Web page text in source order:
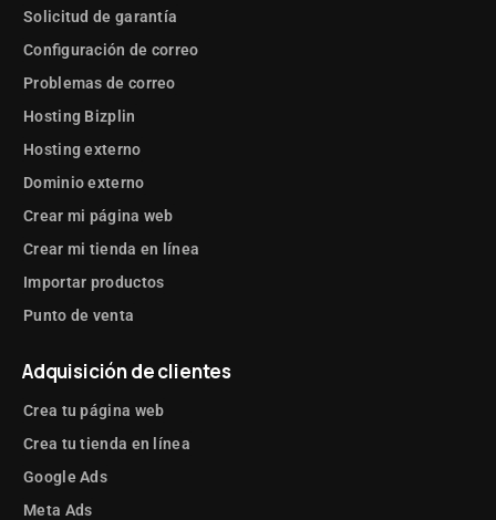
Solicitud de garantía
Configuración de correo
Problemas de correo
Hosting Bizplin
Hosting externo
Dominio externo
Crear mi página web
Crear mi tienda en línea
Importar productos
Punto de venta
Adquisición de clientes
Crea tu página web
Crea tu tienda en línea
Google Ads
Meta Ads